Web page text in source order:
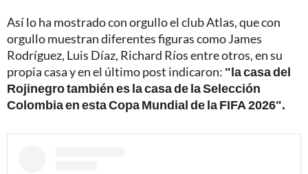
Así lo ha mostrado con orgullo el club Atlas, que con
orgullo muestran diferentes figuras como James
Rodríguez, Luis Díaz, Richard Ríos entre otros, en su
propia casa y en el último post indicaron: "la casa del
Rojinegro también es la casa de la Selección
Colombia en esta Copa Mundial de la FIFA 2026".